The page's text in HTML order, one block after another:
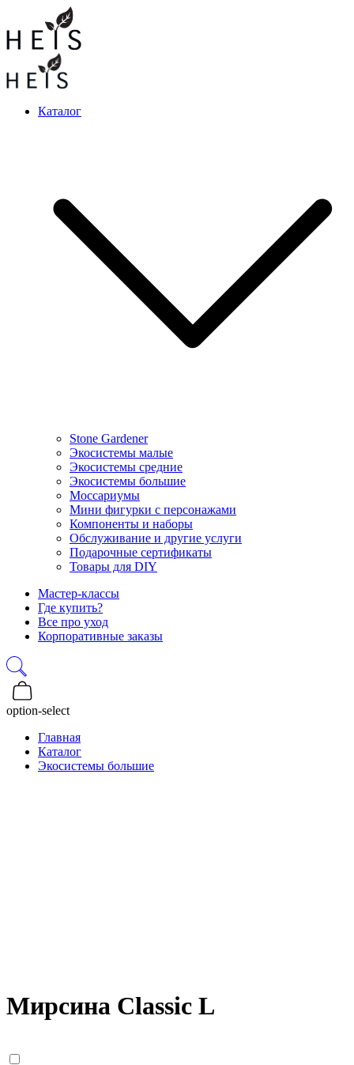
Каталог
Stone Gardener
Экосистемы малые
Экосистемы средние
Экосистемы большие
Моссариумы
Мини фигурки с персонажами
Компоненты и наборы
Обслуживание и другие услуги
Подарочные сертификаты
Товары для DIY
Мастер-классы
Где купить?
Все про уход
Корпоративные заказы
option-select
Главная
Каталог
Экосистемы большие
Мирсина Classic L